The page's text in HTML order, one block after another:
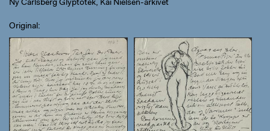
Ny Carlsberg Glyptotek, Kai Nielsen-arkivet
Original